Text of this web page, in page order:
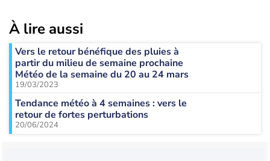
À lire aussi
Vers le retour bénéfique des pluies à
partir du milieu de semaine prochaine
Météo de la semaine du 20 au 24 mars
19/03/2023
Tendance météo à 4 semaines : vers le
retour de fortes perturbations
20/06/2024